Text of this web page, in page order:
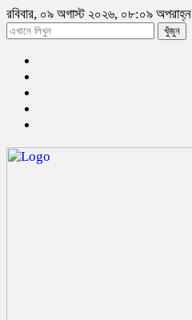
রবিবার, ০৯ অগাস্ট ২০২৬, ০৮:০৯ অপরাহ্ন
খুঁজুন